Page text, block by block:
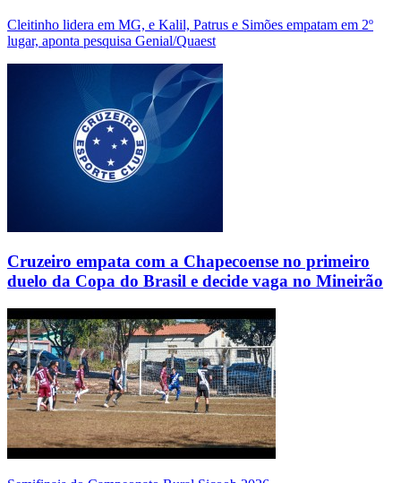
Cleitinho lidera em MG, e Kalil, Patrus e Simões empatam em 2º
lugar, aponta pesquisa Genial/Quaest
Cruzeiro empata com a Chapecoense no primeiro
duelo da Copa do Brasil e decide vaga no Mineirão